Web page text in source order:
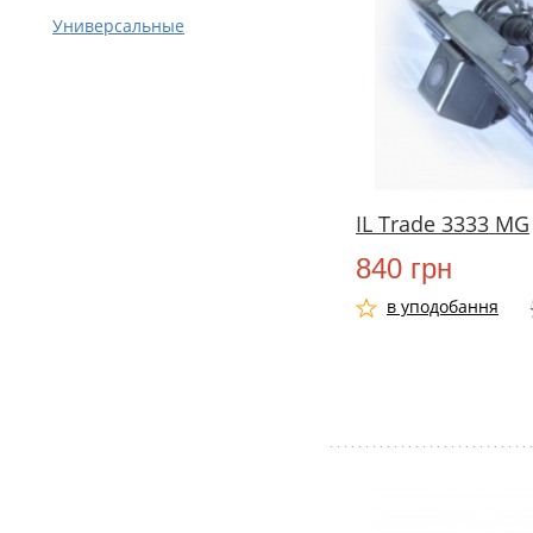
Универсальные
IL Trade 3333 MG
840 грн
в уподобання